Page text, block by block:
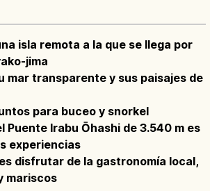
isla remota a la que se llega por
jima
mar transparente y sus paisajes de
para buceo y snorkel
Puente Irabu Ōhashi de 3.540 m es
experiencias
disfrutar de la gastronomía local,
mariscos